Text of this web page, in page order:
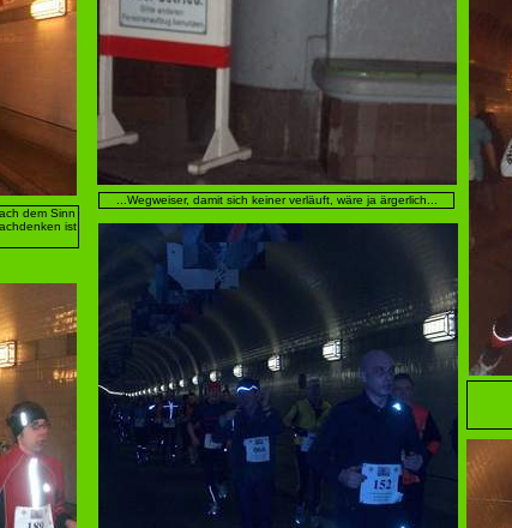
dem Sinn
ist
...Wegweiser, damit sich keiner verläuft, wäre ja ärgerlich...